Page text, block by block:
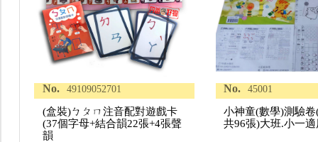
No. 49109052701
(盒裝)ㄅㄆㄇ注音配對遊戲卡
(37個字母+結合韻22張+4張聲
韻
No. 45001
小神童(數學)測驗
共96張)大班.小一